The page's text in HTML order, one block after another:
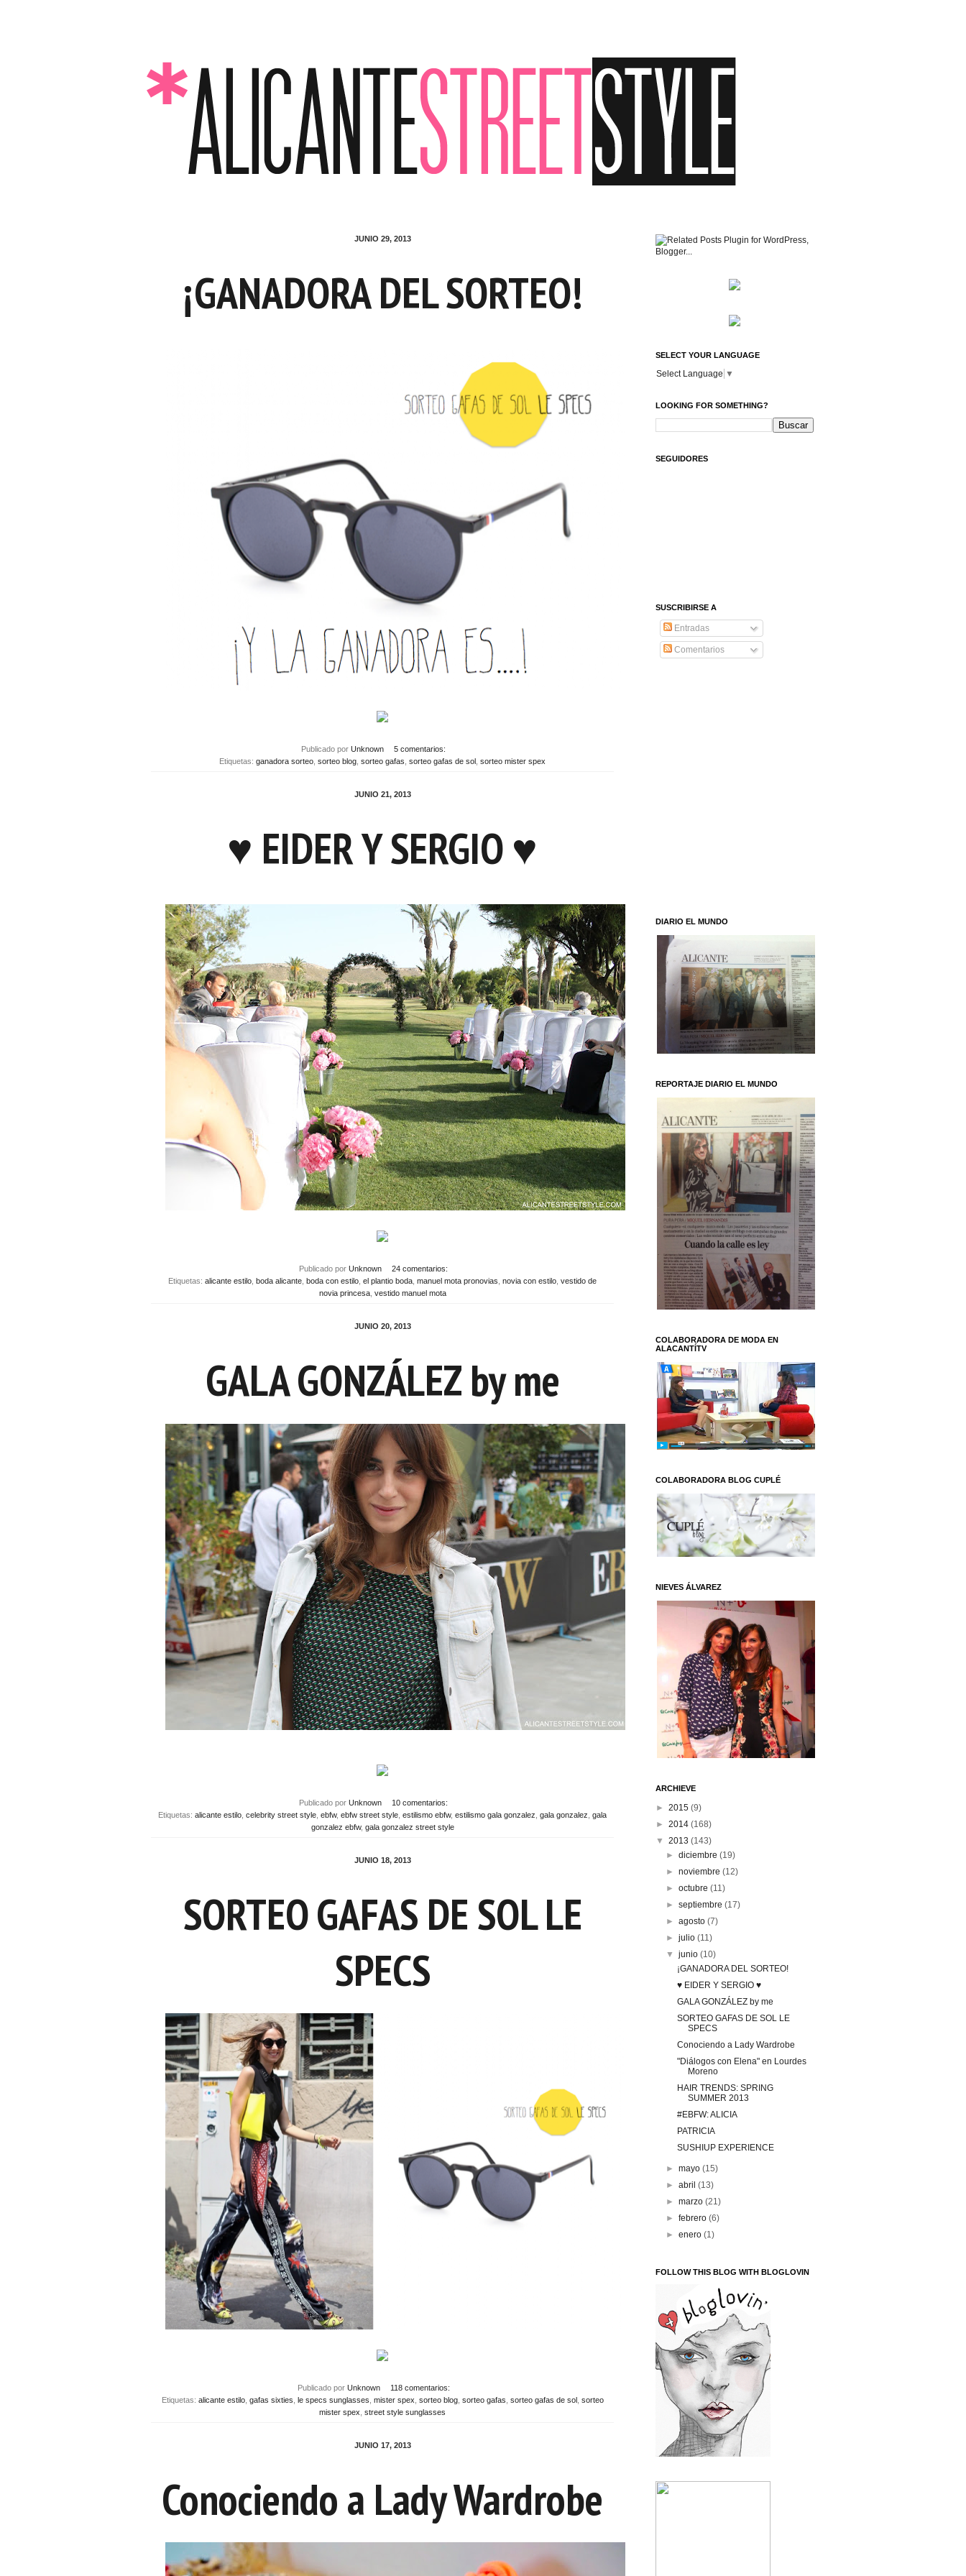
JUNIO 29, 2013
¡GANADORA DEL SORTEO!
Publicado porUnknown
5 comentarios:
Etiquetas: ganadora sorteo sorteo blog sorteo gafas sorteo gafas de sol sorteo mister spex
JUNIO 21, 2013
♥ EIDER Y SERGIO ♥
Publicado porUnknown
24 comentarios:
Etiquetas: alicante estilo boda alicante boda con estilo el plantio boda manuel mota pronovias novia con estilo vestido de
novia princesa, vestido manuel mota
JUNIO 20, 2013
GALA GONZÁLEZ by me
Publicado porUnknown
10 comentarios:
Etiquetas: alicante estilo celebrity street style ebfw, ebfw street style estilismo ebfw, estilismo gala gonzalez gala gonzalez gala
gonzalez ebfw, gala gonzalez street style
JUNIO 18, 2013
SORTEO GAFAS DE SOL LE
SPECS
Publicado por Unknown
118 comentarios:
Etiquetas: alicante estilo, gafas sixties le specs sunglasses mister spex sorteo blog, sorteo gafas sorteo gafas de sol, sorteo
mister spex street style sunglasses
JUNIO 17, 2013
Conociendo a Lady Wardrobe
SELECT YOUR LANGUAGE
Select Language ▼
LOOKING FOR SOMETHING?
SEGUIDORES
SUSCRIBIRSE A
Entradas
Comentarios
DIARIO EL MUNDO
REPORTAJE DIARIO EL MUNDO
COLABORADORA DE MODA EN
ALACANTÍTV
COLABORADORA BLOG CUPLÉ
NIEVES ÁLVAREZ
ARCHIEVE
► 2015 (9)
► 2014 (168)
▼ 2013 (143)
►diciembre(19)
►noviembre(12)
►octubre(11)
►septiembre(17)
►agosto(7)
►julio(11)
▼junio(10)
¡GANADORA DEL SORTEO!
♥ EIDER Y SERGIO ♥
GALA GONZÁLEZ by me
SORTEO GAFAS DE SOL LE
SPECS
Conociendo a Lady Wardrobe
"Diálogos con Elena" en Lourdes
Moreno
HAIR TRENDS: SPRING
SUMMER 2013
#EBFW: ALICIA
PATRICIA
SUSHIUP EXPERIENCE
►mayo(15)
►abril(13)
►marzo(21)
►febrero(6)
►enero(1)
FOLLOW THIS BLOG WITH BLOGLOVIN